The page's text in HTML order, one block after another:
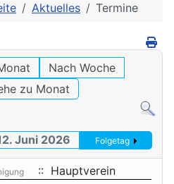
Aktuelles Termine
Nach Woche
zu Monat
Juni 2026 Folgetag
:: Hauptverein